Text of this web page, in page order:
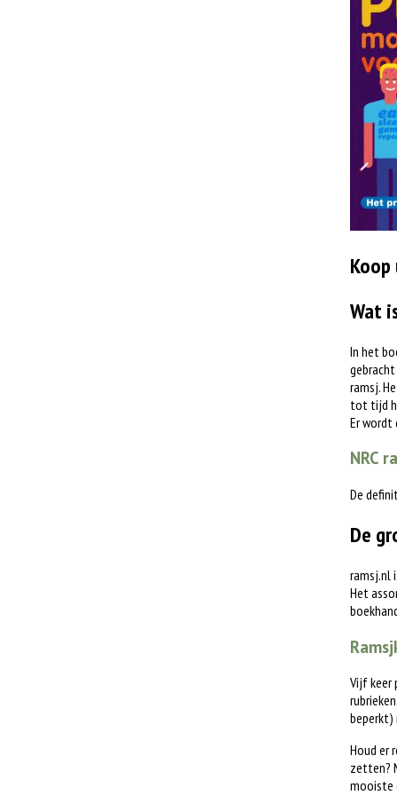
Wat
In het
ramsj.
tot tijd
Er wordt
NRC
De
De
ramsj.nl
Het
Vijf keer
beperkt)
Houd er
zetten?
mooiste